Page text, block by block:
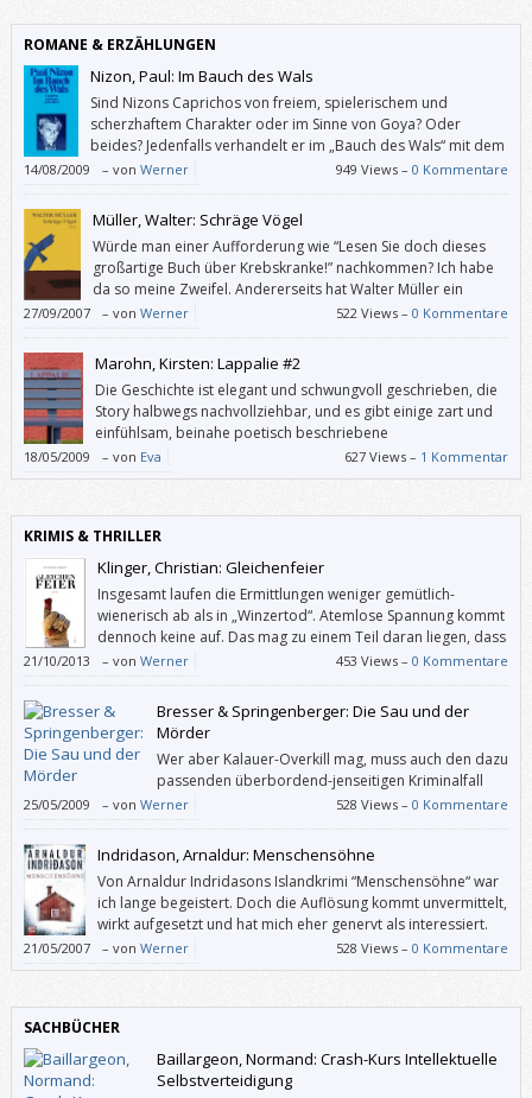
ROMANE & ERZÄHLUNGEN
Nizon, Paul: Im Bauch des Wals
Sind Nizons Caprichos von freiem, spielerischem und
scherzhaftem Charakter oder im Sinne von Goya? Oder
beides? Jedenfalls verhandelt er im „Bauch des Wals“ mit dem
Leben nicht in erster Instanz …
14/08/2009 – von Werner 949 Views –0 Kommentare
Müller, Walter: Schräge Vögel
Würde man einer Aufforderung wie “Lesen Sie doch dieses
großartige Buch über Krebskranke!” nachkommen? Ich habe
da so meine Zweifel. Andererseits hat Walter Müller ein
großartiges Buch über Krebskranke geschrieben.
27/09/2007 – von Werner 522 Views –0 Kommentare
Marohn, Kirsten: Lappalie #2
Die Geschichte ist elegant und schwungvoll geschrieben, die
Story halbwegs nachvollziehbar, und es gibt einige zart und
einfühlsam, beinahe poetisch beschriebene
Momentaufnahmen, die mich berührt haben. Wären da nicht
die Dialoge!
18/05/2009 – von Eva 627 Views – 1 Kommentar
KRIMIS & THRILLER
Klinger, Christian: Gleichenfeier
Insgesamt laufen die Ermittlungen weniger gemütlich-
wienerisch ab als in „Winzertod“. Atemlose Spannung kommt
dennoch keine auf. Das mag zu einem Teil daran liegen, dass
in einigen Szenen nichts Neues berichtet wird, sondern oft
auch wiederholt, was man schon weiß. Zum anderen mischt Christian
Klinger in die durchaus realistischen Szenen und Charaktere immer
wieder leicht groteske Elemente.
21/10/2013 – von Werner 453 Views –0 Kommentare
Bresser & Springenberger: Die Sau und der
Mörder
Wer aber Kalauer-Overkill mag, muss auch den dazu
passenden überbordend-jenseitigen Kriminalfall
inklusive gesucht origineller Figuren mögen. Leider
ist das bei mir in diesem Fall auch nicht der Fall.
25/05/2009 – von Werner 528 Views –0 Kommentare
Indridason, Arnaldur: Menschensöhne
Von Arnaldur Indridasons Islandkrimi “Menschensöhne“ war
ich lange begeistert. Doch die Auflösung kommt unvermittelt,
wirkt aufgesetzt und hat mich eher genervt als interessiert.
Schade.
21/05/2007 – von Werner 528 Views –0 Kommentare
SACHBÜCHER
Baillargeon, Normand: Crash-Kurs Intellektuelle
Selbstverteidigung